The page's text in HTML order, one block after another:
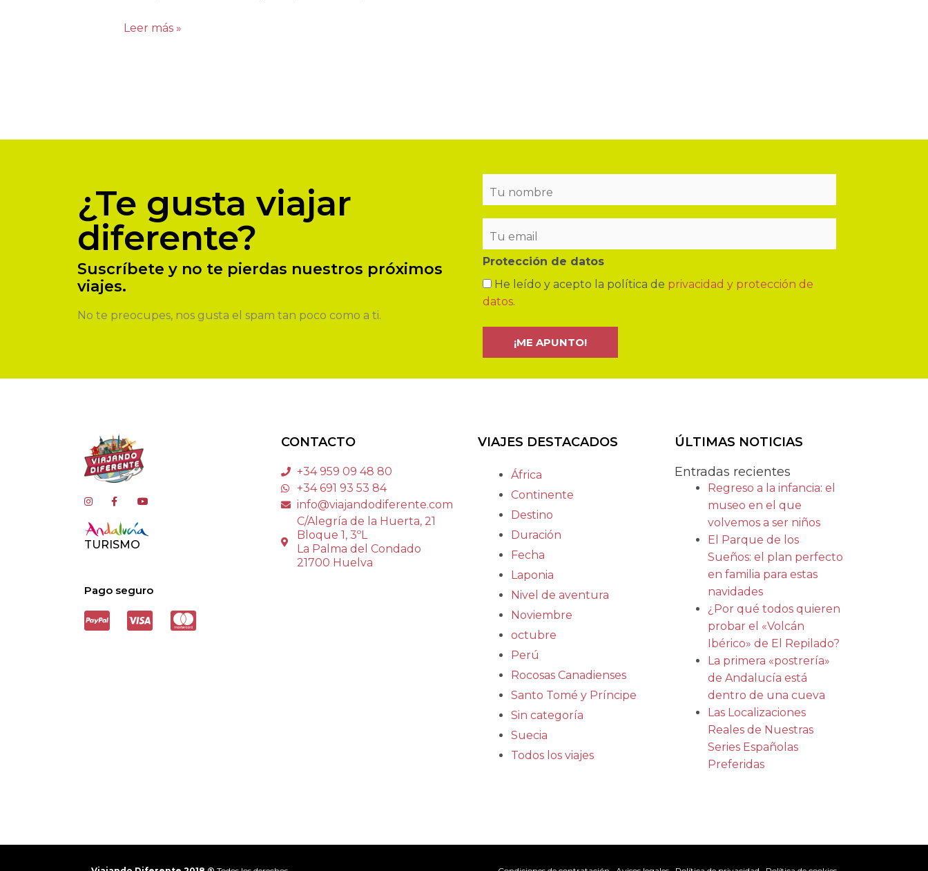
Leer más »
¿Te gusta viajar
diferente?
Suscríbete y no te pierdas nuestros próximos
viajes.
No te preocupes, nos gusta el spam tan poco como a ti.
Protección de datos
He leído y acepto la política de privacidad y protección de
datos.
TURISMO
Pago seguro
CONTACTO
+34 959 09 48 80
+34 691 93 53 84
info@viajandodiferente.com
C/Alegría de la Huerta, 21
Bloque 1, 3ºL
La Palma del Condado
21700 Huelva
VIAJES DESTACADOS
África
Continente
Destino
Duración
Fecha
Laponia
Nivel de aventura
Noviembre
octubre
Perú
Rocosas Canadienses
Santo Tomé y Príncipe
Sin categoría
Suecia
Todos los viajes
ÚLTIMAS NOTICIAS
Entradas recientes
Regreso a la infancia: el
museo en el que
volvemos a ser niños
El Parque de los
Sueños: el plan perfecto
en familia para estas
navidades
¿Por qué todos quieren
probar el «Volcán
Ibérico» de El Repilado?
La primera «postrería»
de Andalucía está
dentro de una cueva
Las Localizaciones
Reales de Nuestras
Series Españolas
Preferidas